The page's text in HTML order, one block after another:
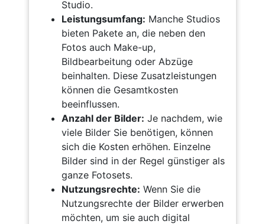
Studio.
Leistungsumfang: Manche Studios
bieten Pakete an, die neben den
Fotos auch Make-up,
Bildbearbeitung oder Abzüge
beinhalten. Diese Zusatzleistungen
können die Gesamtkosten
beeinflussen.
Anzahl der Bilder: Je nachdem, wie
viele Bilder Sie benötigen, können
sich die Kosten erhöhen. Einzelne
Bilder sind in der Regel günstiger als
ganze Fotosets.
Nutzungsrechte: Wenn Sie die
Nutzungsrechte der Bilder erwerben
möchten, um sie auch digital